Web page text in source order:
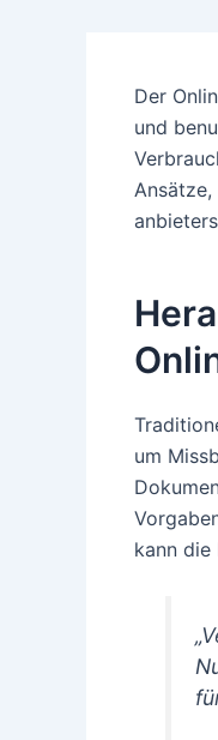
Der
und
um
kann die